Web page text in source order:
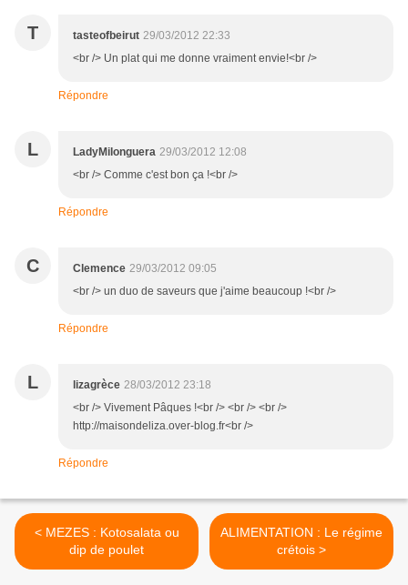
T tasteofbeirut 29/03/2012 22:33
<br /> Un plat qui me donne vraiment envie!<br />
Répondre
L LadyMilonguera 29/03/2012 12:08
<br /> Comme c'est bon ça !<br />
Répondre
C Clemence 29/03/2012 09:05
<br /> un duo de saveurs que j'aime beaucoup !<br />
Répondre
L lizagrèce 28/03/2012 23:18
<br /> Vivement Pâques !<br /> <br /> <br />
http://maisondeliza.over-blog.fr<br />
Répondre
< MEZES : Kotosalata ou
dip de poulet
ALIMENTATION : Le régime
crétois >